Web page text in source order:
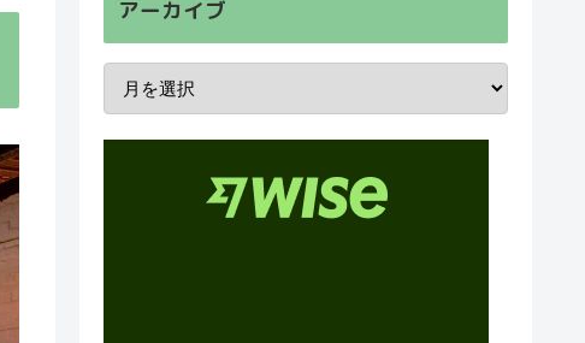
アーカイブ